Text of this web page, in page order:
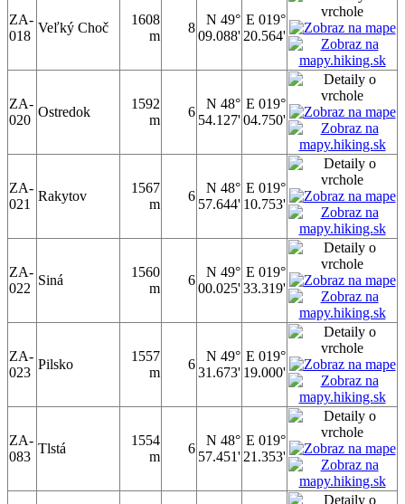
ZA-
018
Veľký Choč
1608
m
8
N 49°
09.088'
E 019°
20.564'
ZA-
020
Ostredok
1592
m
6
N 48°
54.127'
E 019°
04.750'
ZA-
021
Rakytov
1567
m
6
N 48°
57.644'
E 019°
10.753'
ZA-
022
Siná
1560
m
6
N 49°
00.025'
E 019°
33.319'
ZA-
023
Pilsko
1557
m
6
N 49°
31.673'
E 019°
19.000'
ZA-
083
Tlstá
1554
m
6
N 48°
57.451'
E 019°
21.353'